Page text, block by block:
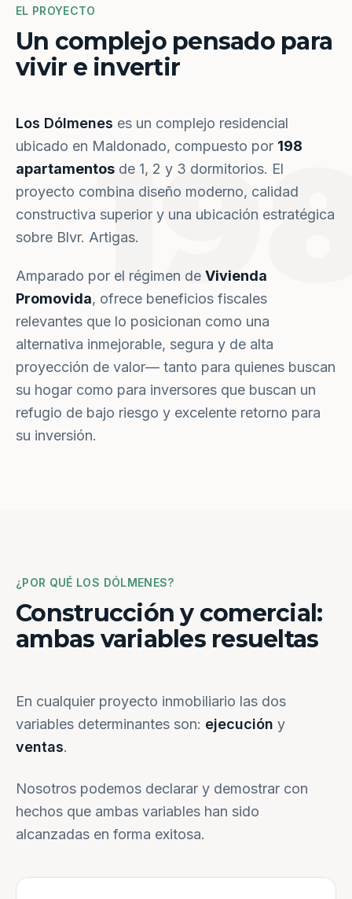
EL PROYECTO
Un complejo pensado para
vivir e invertir
Los Dólmenes es un complejo residencial
ubicado en Maldonado, compuesto por 198
apartamentos de 1, 2 y 3 dormitorios. El
proyecto combina diseño moderno, calidad
constructiva superior y una ubicación estratégica
sobre Blvr. Artigas.
Amparado por el régimen de Vivienda
Promovida, ofrece beneficios fiscales
relevantes que lo posicionan como una
alternativa inmejorable, segura y de alta
proyección de valor— tanto para quienes buscan
su hogar como para inversores que buscan un
refugio de bajo riesgo y excelente retorno para
su inversión.
¿POR QUÉ LOS DÓLMENES?
Construcción y comercial:
ambas variables resueltas
En cualquier proyecto inmobiliario las dos
variables determinantes son: ejecución y
ventas.
Nosotros podemos declarar y demostrar con
hechos que ambas variables han sido
alcanzadas en forma exitosa.